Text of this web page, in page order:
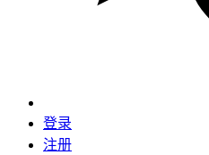
登录
注册